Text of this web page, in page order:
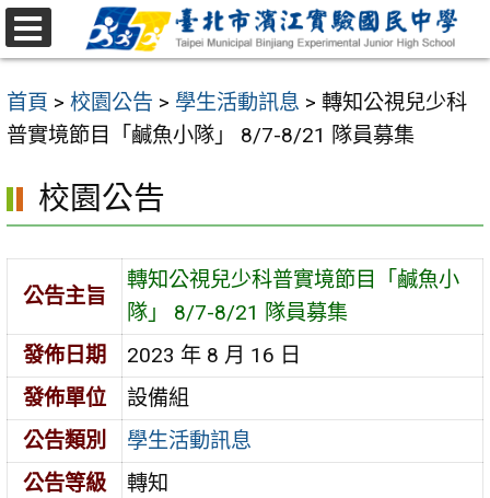
跳
至
要
內
區
首頁 > 校園公告 > 學生活動訊息 > 轉知公視兒少科
普實境節目「鹹魚小隊」 8/7-8/21 隊員募集
校園公告
公告主旨
轉知公視兒少科普實境節目「鹹魚小
隊」 8/7-8/21 隊員募集
發佈日期
2023 年 8 月 16 日
發佈單位
設備組
公告類別
學生活動訊息
公告等級
轉知
選
單